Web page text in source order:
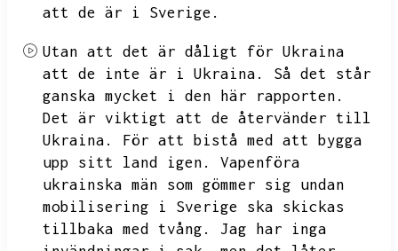
att de är i Sverige.
Utan att det är dåligt för Ukraina
att de inte är i Ukraina.
Så det står
ganska mycket i den här rapporten.
Det är viktigt att de återvänder till
Ukraina.
För att bistå med att bygga
upp sitt land igen.
Vapenföra
ukrainska män som gömmer sig undan
mobilisering i Sverige ska skickas
tillbaka med tvång.
Jag har inga